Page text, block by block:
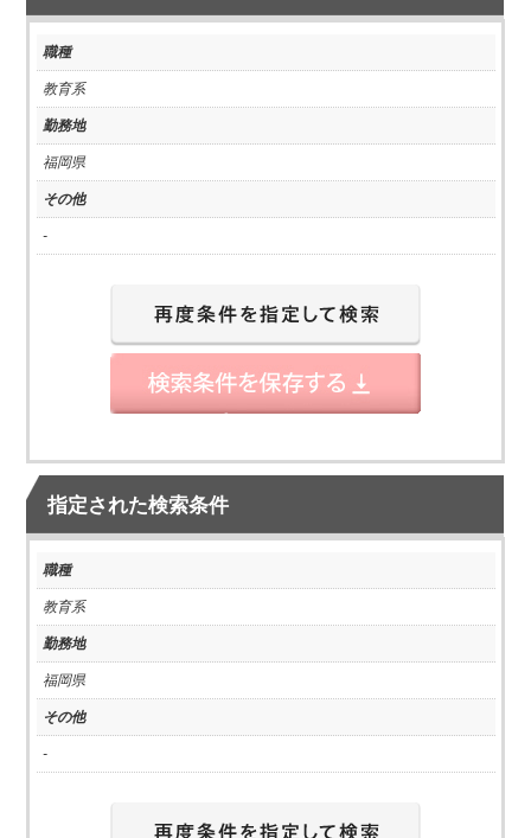
職種
教育系
勤務地
福岡県
その他
-
指定された検索条件
職種
教育系
勤務地
福岡県
その他
-